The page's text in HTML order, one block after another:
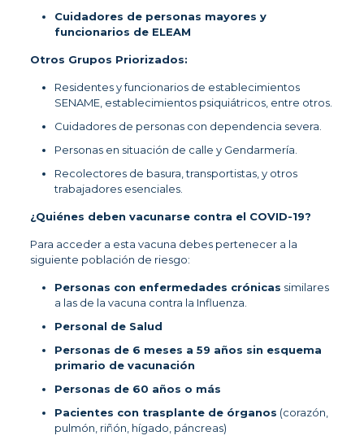
Cuidadores de personas mayores y
funcionarios de ELEAM
Otros Grupos Priorizados:
Residentes y funcionarios de establecimientos
SENAME, establecimientos psiquiátricos, entre otros.
Cuidadores de personas con dependencia severa.
Personas en situación de calle y Gendarmería.
Recolectores de basura, transportistas, y otros
trabajadores esenciales.
¿Quiénes deben vacunarse contra el COVID-19?
Para acceder a esta vacuna debes pertenecer a la
siguiente población de riesgo:
Personas con enfermedades crónicas similares
a las de la vacuna contra la Influenza.
Personal de Salud
Personas de 6 meses a 59 años sin esquema
primario de vacunación
Personas de 60 años o más
Pacientes con trasplante de órganos (corazón,
pulmón, riñón, hígado, páncreas)